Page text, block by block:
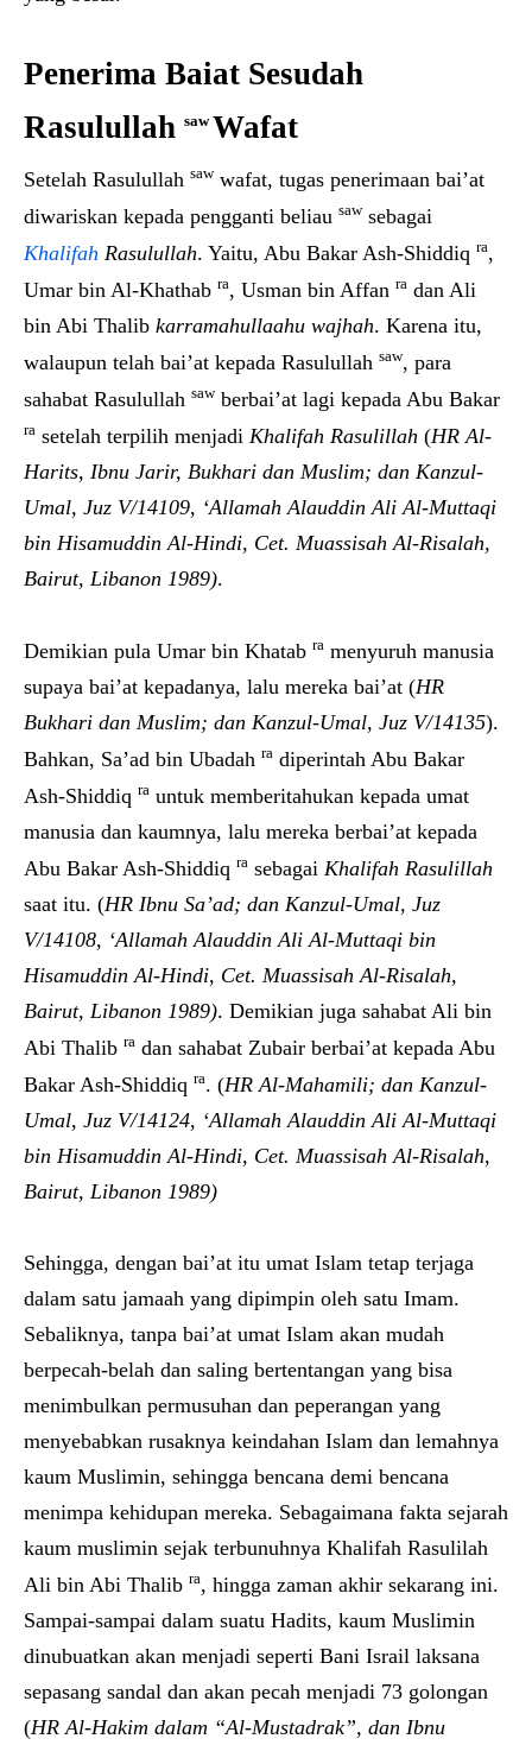
Penerima Baiat Sesudah
Rasulullah sawWafat
Setelah Rasulullah sawwafat, tugas penerimaan bai’at
diwariskan kepada pengganti beliau sawsebagai
Khalifah Rasulullah. Yaitu, Abu Bakar Ash-Shiddiq ra,
Umar bin Al-Khathab ra, Usman bin Affan ra dan Ali
bin Abi Thalib karramahullaahu wajhah. Karena itu,
walaupun telah bai’at kepada Rasulullah saw, para
sahabat Rasulullah sawberbai’at lagi kepada Abu Bakar
ra setelah terpilih menjadi Khalifah Rasulillah (HR Al-
Harits, Ibnu Jarir, Bukhari dan Muslim; dan Kanzul-
Umal, Juz V/14109, ‘Allamah Alauddin Ali Al-Muttaqi
bin Hisamuddin Al-Hindi, Cet. Muassisah Al-Risalah,
Bairut, Libanon 1989).
Demikian pula Umar bin Khatab ra menyuruh manusia
supaya bai’at kepadanya, lalu mereka bai’at (HR
Bukhari dan Muslim; dan Kanzul-Umal, Juz V/14135).
Bahkan, Sa’ad bin Ubadah ra diperintah Abu Bakar
Ash-Shiddiq ra untuk memberitahukan kepada umat
manusia dan kaumnya, lalu mereka berbai’at kepada
Abu Bakar Ash-Shiddiq ra sebagai Khalifah Rasulillah
saat itu. (HR Ibnu Sa’ad; dan Kanzul-Umal, Juz
V/14108, ‘Allamah Alauddin Ali Al-Muttaqi bin
Hisamuddin Al-Hindi, Cet. Muassisah Al-Risalah,
Bairut, Libanon 1989). Demikian juga sahabat Ali bin
Abi Thalib ra dan sahabat Zubair berbai’at kepada Abu
Bakar Ash-Shiddiq ra. (HR Al-Mahamili; dan Kanzul-
Umal, Juz V/14124, ‘Allamah Alauddin Ali Al-Muttaqi
bin Hisamuddin Al-Hindi, Cet. Muassisah Al-Risalah,
Bairut, Libanon 1989)
Sehingga, dengan bai’at itu umat Islam tetap terjaga
dalam satu jamaah yang dipimpin oleh satu Imam.
Sebaliknya, tanpa bai’at umat Islam akan mudah
berpecah-belah dan saling bertentangan yang bisa
menimbulkan permusuhan dan peperangan yang
menyebabkan rusaknya keindahan Islam dan lemahnya
kaum Muslimin, sehingga bencana demi bencana
menimpa kehidupan mereka. Sebagaimana fakta sejarah
kaum muslimin sejak terbunuhnya Khalifah Rasulilah
Ali bin Abi Thalib ra, hingga zaman akhir sekarang ini.
Sampai-sampai dalam suatu Hadits, kaum Muslimin
dinubuatkan akan menjadi seperti Bani Israil laksana
sepasang sandal dan akan pecah menjadi 73 golongan
(HR Al-Hakim dalam “Al-Mustadrak”, dan Ibnu